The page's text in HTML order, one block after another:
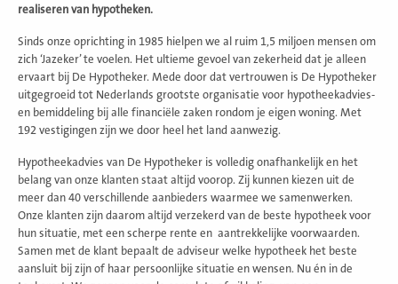
realiseren van hypotheken.
Sinds onze oprichting in 1985 hielpen we al ruim 1,5 miljoen mensen om
zich ‘Jazeker’ te voelen. Het ultieme gevoel van zekerheid dat je alleen
ervaart bij De Hypotheker. Mede door dat vertrouwen is De Hypotheker
uitgegroeid tot Nederlands grootste organisatie voor hypotheekadvies-
en bemiddeling bij alle financiële zaken rondom je eigen woning. Met
192 vestigingen zijn we door heel het land aanwezig.
Hypotheekadvies van De Hypotheker is volledig onafhankelijk en het
belang van onze klanten staat altijd voorop. Zij kunnen kiezen uit de
meer dan 40 verschillende aanbieders waarmee we samenwerken.
Onze klanten zijn daarom altijd verzekerd van de beste hypotheek voor
hun situatie, met een scherpe rente en aantrekkelijke voorwaarden.
Samen met de klant bepaalt de adviseur welke hypotheek het beste
aansluit bij zijn of haar persoonlijke situatie en wensen. Nu én in de